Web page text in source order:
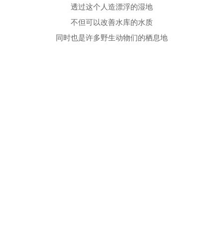
透过这个人造漂浮的湿地
不但可以改善水库的水质
同时也是许多野生动物们的栖息地